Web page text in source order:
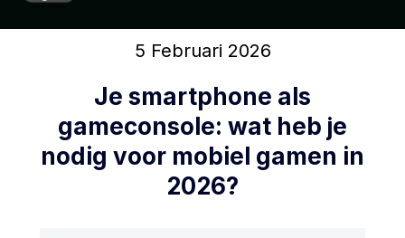
5 Februari 2026
Je smartphone als
gameconsole: wat heb je
nodig voor mobiel gamen in
2026?